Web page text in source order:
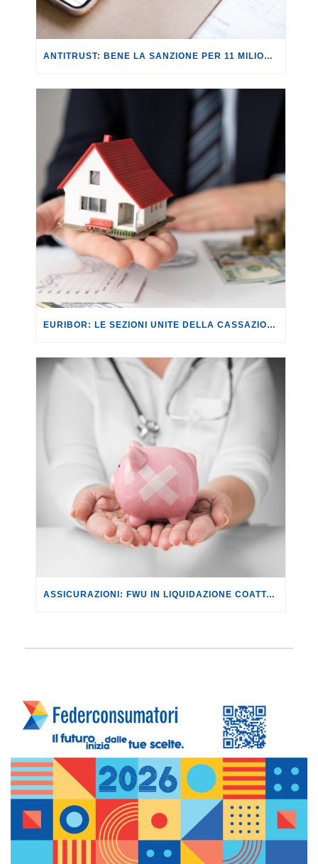
ANTITRUST: BENE LA SANZIONE PER 11 MILIONI A REVOLUT PER PUBBLICITÀ INGANNEVOLE.
EURIBOR: LE SEZIONI UNITE DELLA CASSAZIONE RIMANDANO IL PRONUNCIAMENTO SULLA VICENDA DELLA MANIPOLAZIONE DEI TASSI ALLA DECISIONE DELLA CORTE DI GIUSTIZIA UE.
ASSICURAZIONI: FWU IN LIQUIDAZIONE COATTA. SI AVVIA LA PREDISPOSIZIONE DELLO STATO PASSIVO DELLA SOCIETÀ.